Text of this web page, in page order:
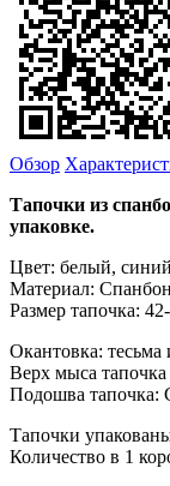
Обзор
Тапочки из
упаковке.
Цвет: белый,
Материал:
Размер тапочка:
Окантовка: тесьма
Верх мыса тапочка
Подошва тапочка:
Тапочки
Количество в 1